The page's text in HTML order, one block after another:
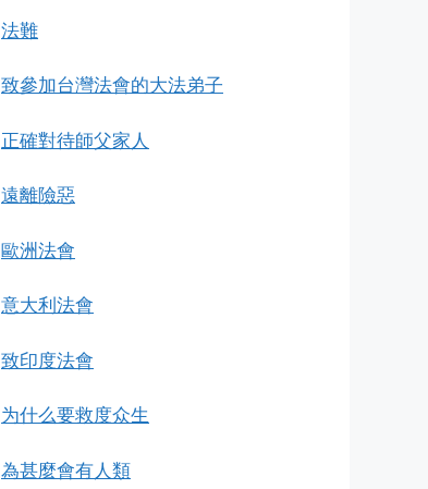
法難
致參加台灣法會的大法弟子
正確對待師父家人
遠離險惡
歐洲法會
意大利法會
致印度法會
为什么要救度众生
為甚麼會有人類